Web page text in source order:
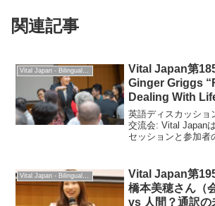
関連記事
Vital Japan第
Ginger Griggs
Dealing With
: 2024年4月20日
英語ディスカッショ
交流会: Vital Japan
セッションと参加者
Vital Japan - Bilingual Professionals Network
Vital Japan第
橋本美穂さん（
vs 人間？通訳の